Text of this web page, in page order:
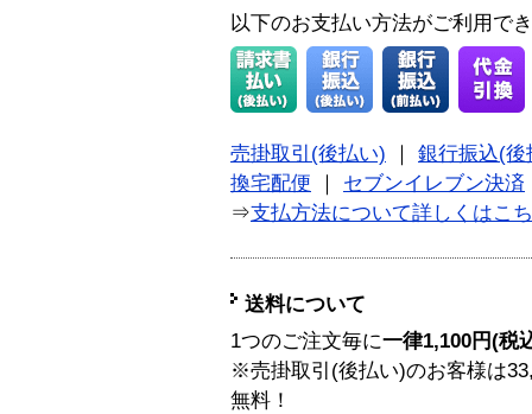
以下のお支払い方法がご利用で
売掛取引(後払い)
銀行振込(後
換宅配便
セブンイレブン決済
⇒支払方法について詳しくはこ
送料について
1つのご注文毎に一律1,100円(税
※売掛取引(後払い)のお客様は
無料！